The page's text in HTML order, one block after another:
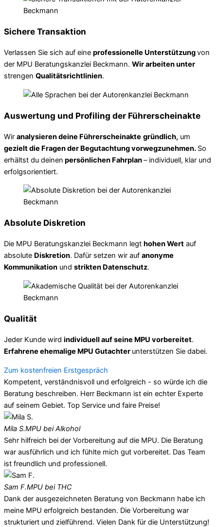
Sichere Transaktion
Verlassen Sie sich auf eine professionelle Unterstützungvon
der MPU Beratungskanzlei Beckmann. Wir arbeiten unter
strengen Qualitätsrichtlinien.
Auswertung und Profiling der Führerscheinakte
Wir analysieren deine Führerscheinakte gründlich, um
gezielt die Fragen der Begutachtung vorwegzunehmen. So
erhältst du deinen persönlichen Fahrplan– individuell, klar und
erfolgsorientiert.
Absolute Diskretion
Die MPU Beratungskanzlei Beckmann legt hohen Wert auf
absolute Diskretion. Dafür setzen wir auf anonyme
Kommunikation und strikten Datenschutz.
Qualität
Jeder Kunde wird individuell auf seine MPU vorbereitet.
Erfahrene ehemalige MPU Gutachter unterstützen Sie dabei.
Zum kostenfreien Erstgespräch
Kompetent, verständnisvoll und erfolgreich - so würde ich die
Beratung beschreiben. Herr Beckmann ist ein echter Experte
auf seinem Gebiet. Top Service und faire Preise!
Mila S.MPU bei Alkohol
Sehr hilfreich bei der Vorbereitung auf die MPU. Die Beratung
war ausführlich und ich fühlte mich gut vorbereitet. Das Team
ist freundlich und professionell.
Sam F.MPU bei THC
Dank der ausgezeichneten Beratung von Beckmann habe ich
meine MPU erfolgreich bestanden. Die Vorbereitung war
strukturiert und zielführend. Vielen Dank für die Unterstützung!